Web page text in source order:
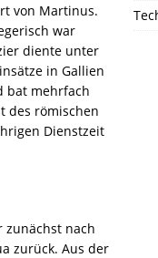
von Martinus.
war
diente unter
in Gallien
bat mehrfach
des römischen
Dienstzeit
nach
zurück. Aus der